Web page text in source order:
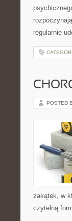
regularnie
POSTED
zakątek, w
czytelną